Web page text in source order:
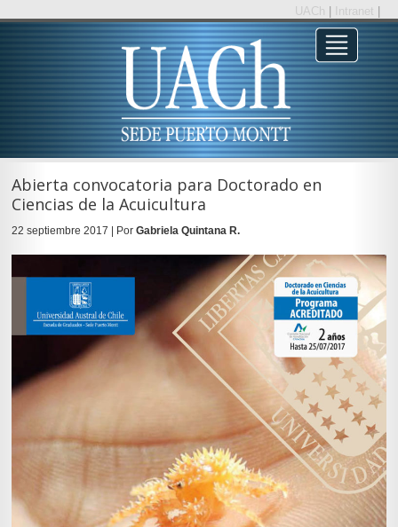
UACh Intranet
Abierta convocatoria para Doctorado en
Ciencias de la Acuicultura
22 septiembre 2017 | Por Gabriela Quintana R.